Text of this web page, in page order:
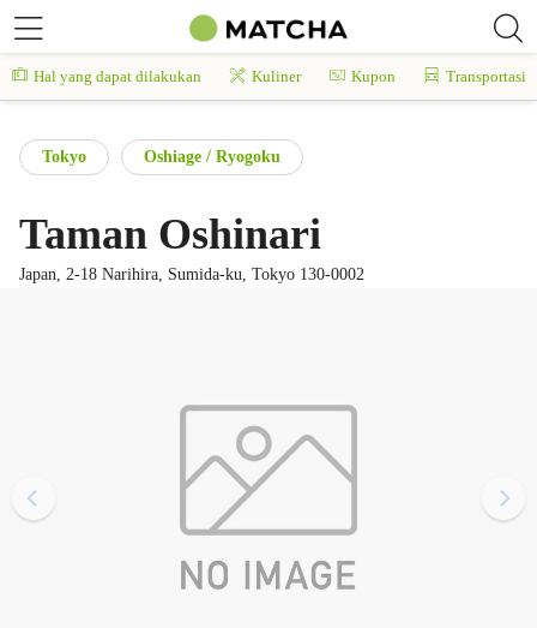
Hal yang dapat dilakukan Kuliner Kupon Transportasi
Tokyo Oshiage / Ryogoku
Taman Oshinari
Japan, 2-18 Narihira, Sumida-ku, Tokyo 130-0002